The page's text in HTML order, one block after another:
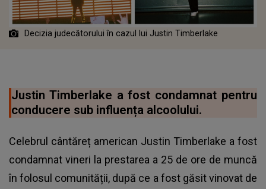
Decizia judecătorului în cazul lui Justin Timberlake
Justin Timberlake a fost condamnat pentru
conducere sub influența alcoolului.
Celebrul cântăreț american Justin Timberlake a fost
condamnat vineri la prestarea a 25 de ore de muncă
în folosul comunității, după ce a fost găsit vinovat de